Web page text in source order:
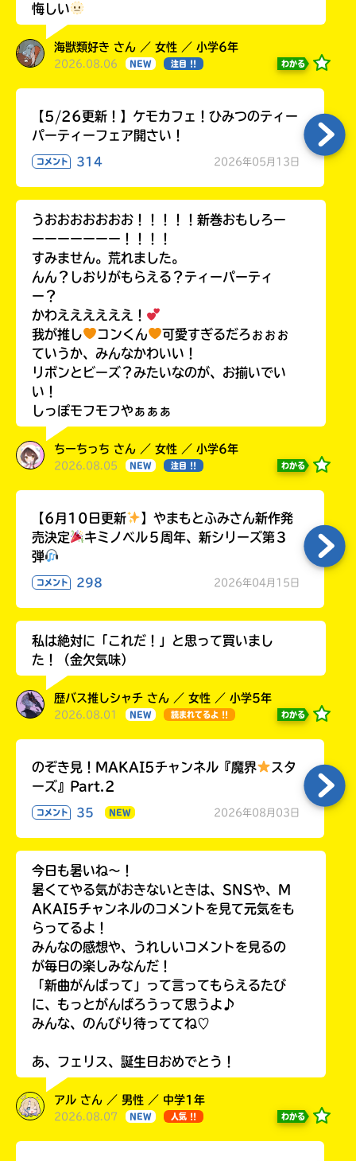
オフィシャルアカウント
SNSでシェアする
悔しい
海獣類好き さん ／ 女性 ／ 小学6年
2026.08.06 NEW 注目 !! わかる
【5/26更新！】ケモカフェ！ひみつのティー
パーティーフェア開さい！
コメント 314 2026年05月13日
うおおおおおおお！！！！！新巻おもしろー
ーーーーーーー！！！！
すみません。荒れました。
んん？しおりがもらえる？ティーパーティ
ー？
かわええええええ！
我が推し
コンくん
可愛すぎるだろぉぉぉ
ていうか、みんなかわいい！
リボンとビーズ？みたいなのが、お揃いでい
い！
しっぽモフモフやぁぁぁ
ちーちっち さん ／ 女性 ／ 小学6年
2026.08.05 NEW 注目 !! わかる
【6月10日更新
】やまもとふみさん新作発
売決定
キミノベル５周年、新シリーズ第３
弾
コメント 298 2026年04月15日
私は絶対に「これだ！」と思って買いまし
た！（金欠気味）
歴バス推しシャチ さん ／ 女性 ／ 小学5年
2026.08.01 NEW 読まれてるよ !! わかる
のぞき見！MAKAI5チャンネル『魔界
スタ
ーズ』Part.2
コメント 35 NEW 2026年08月03日
今日も暑いね〜！
暑くてやる気がおきないときは、SNSや、M
AKAI5チャンネルのコメントを見て元気をも
らってるよ！
みんなの感想や、うれしいコメントを見るの
が毎日の楽しみなんだ！
「新曲がんばって」って言ってもらえるたび
に、もっとがんばろうって思うよ♪
みんな、のんびり待っててね♡
あ、フェリス、誕生日おめでとう！
アル さん ／ 男性 ／ 中学1年
2026.08.07 NEW 人気 !! わかる